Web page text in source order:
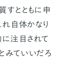
とともに申
れ自体かなり
注目されて
みていいだろ